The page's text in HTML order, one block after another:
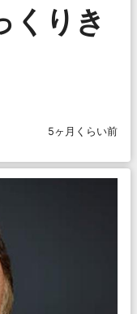
くりき
5ヶ月くらい前